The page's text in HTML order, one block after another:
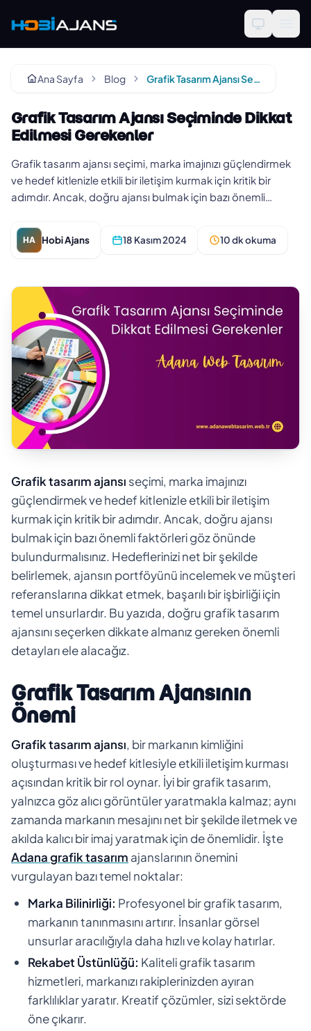
Ana Sayfa Blog Grafik Tasarım Ajansı Seçiminde Dikkat Edilmesi Gerekenler
Grafik Tasarım Ajansı Seçiminde Dikkat
Edilmesi Gerekenler
Grafik tasarım ajansı seçimi, marka imajınızı güçlendirmek
ve hedef kitlenizle etkili bir iletişim kurmak için kritik bir
adımdır. Ancak, doğru ajansı bulmak için bazı önemli
HA Hobi Ajans 18 Kasım 2024 10 dk okuma
Grafik tasarım ajansı seçimi, marka imajınızı
güçlendirmek ve hedef kitlenizle etkili bir iletişim
kurmak için kritik bir adımdır. Ancak, doğru ajansı
bulmak için bazı önemli faktörleri göz önünde
bulundurmalısınız. Hedeflerinizi net bir şekilde
belirlemek, ajansın portföyünü incelemek ve müşteri
referanslarına dikkat etmek, başarılı bir işbirliği için
temel unsurlardır. Bu yazıda, doğru grafik tasarım
ajansını seçerken dikkate almanız gereken önemli
detayları ele alacağız.
Grafik Tasarım Ajansının
Önemi
Grafik tasarım ajansı, bir markanın kimliğini
oluşturması ve hedef kitlesiyle etkili iletişim kurması
açısından kritik bir rol oynar. İyi bir grafik tasarım,
yalnızca göz alıcı görüntüler yaratmakla kalmaz; aynı
zamanda markanın mesajını net bir şekilde iletmek ve
akılda kalıcı bir imaj yaratmak için de önemlidir. İşte
Adana grafik tasarım ajanslarının önemini
vurgulayan bazı temel noktalar:
Marka Bilinirliği: Profesyonel bir grafik tasarım,
markanın tanınmasını artırır. İnsanlar görsel
unsurlar aracılığıyla daha hızlı ve kolay hatırlar.
Rekabet Üstünlüğü: Kaliteli grafik tasarım
hizmetleri, markanızı rakiplerinizden ayıran
farklılıklar yaratır. Kreatif çözümler, sizi sektörde
öne çıkarır.